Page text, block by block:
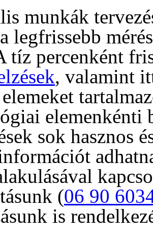
munkák
legfrissebb
tíz percenként
, valamint
elemenkénti
sok hasznos
(06 90
is